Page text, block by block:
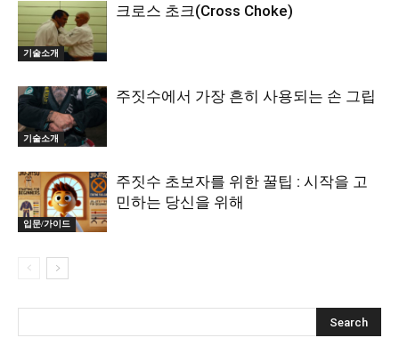
기술소개
크로스 초크(Cross Choke)
기술소개
주짓수에서 가장 흔히 사용되는 손 그립
입문/가이드
주짓수 초보자를 위한 꿀팁 : 시작을 고
민하는 당신을 위해